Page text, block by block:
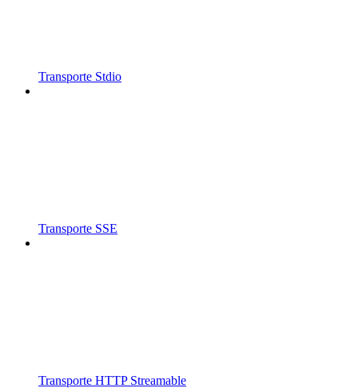
Transporte Stdio
Transporte SSE
Transporte HTTP Streamable